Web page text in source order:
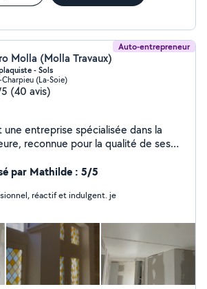
Auto-entrepreneur
Molla (Molla Travaux)
- Sols
Charpieu (La-Soie)
(40 avis)
une entreprise spécialisée dans la
reconnue pour la qualité de ses
de placo, cloisons, doublages, faux
thermique et phonique, bandes à
peinture intérieure, pose de
de sols et murs, carrelage,
encore. En complément de
nous avons développé notre propre
équipée d'un assistant IA,
une estimation ou un devis
et sans engagement, de suivre
par Mathilde : 5/5
réactif et indulgent. je